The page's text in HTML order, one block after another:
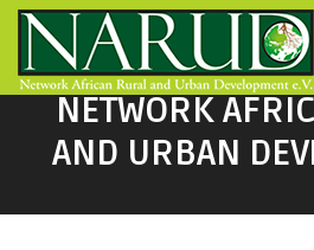
Direkt zum Inhalt
NETWORK
AND URBAN